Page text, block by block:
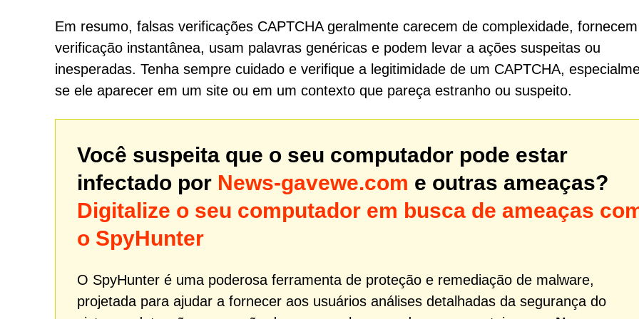
Em resumo, falsas verificações CAPTCHA geralmente carecem de complexidade, fornecem
verificação instantânea, usam palavras genéricas e podem levar a ações suspeitas ou
inesperadas. Tenha sempre cuidado e verifique a legitimidade de um CAPTCHA,
se ele aparecer em um site ou em um contexto que pareça estranho ou suspeito.
Você suspeita que o seu computador pode estar
infectado por News-gavewe.com e outras ameaças?
Digitalize o seu computador em busca de ameaças
o SpyHunter
O SpyHunter é uma poderosa ferramenta de proteção e remediação de malware,
projetada para ajudar a fornecer aos usuários análises detalhadas da segurança do